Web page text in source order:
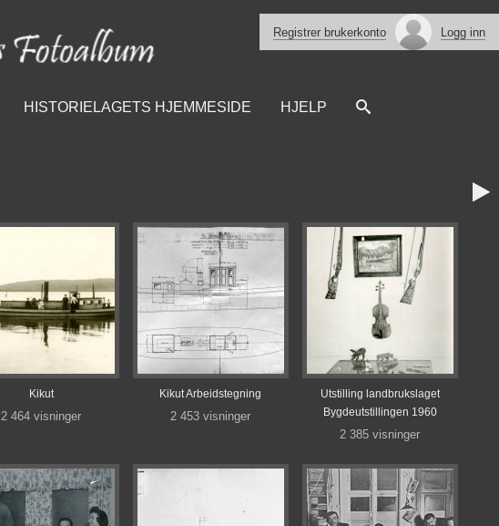
Registrer brukerkonto Logg inn
HISTORIELAGETS HJEMMESIDE HJELP

Kikut
2 464 visninger
Kikut Arbeidstegning
2 453 visninger
Utstilling landbrukslaget
Bygdeutstillingen 1960
2 385 visninger